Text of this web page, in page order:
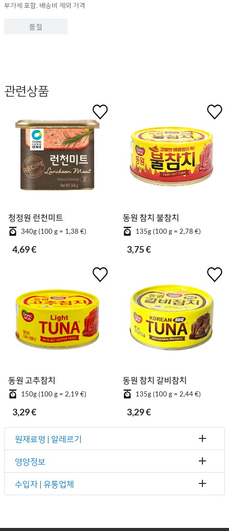
부가세 포함, 배송비 제외 가격
품절
관련상품
청정원 런천미트
340g (100 g = 1,38 €)
4,69 €
동원 참치 불참치
135g (100 g = 2,78 €)
3,75 €
동원 고추참치
150g (100 g = 2,19 €)
3,29 €
동원 참치 갈비참치
135g (100 g = 2,44 €)
3,29 €
원재료명 | 알레르기
영양정보
수입자 | 유통업체